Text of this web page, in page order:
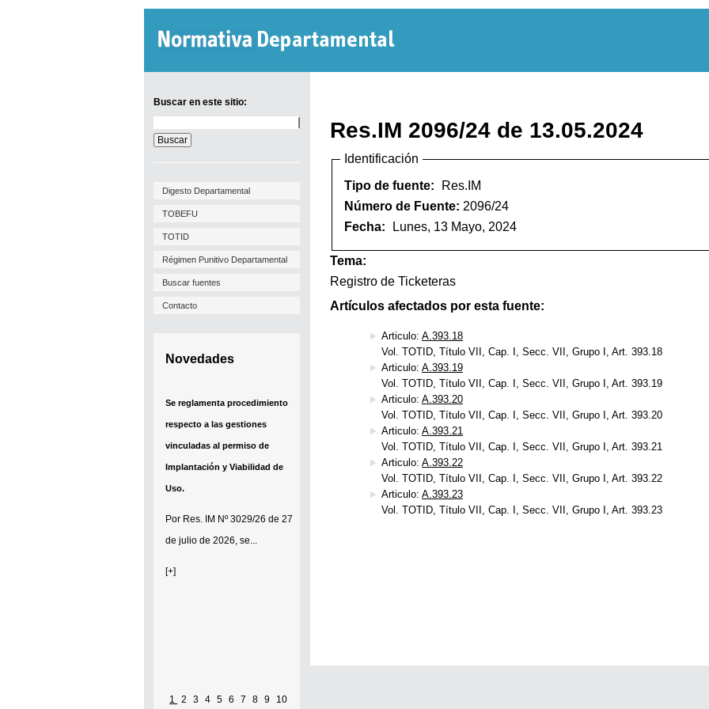
Buscar en este sitio:
en
este
sitio:
Digesto Departamental
TOBEFU
TOTID
Régimen Punitivo Departamental
Buscar fuentes
Contacto
Novedades
Se reglamenta procedimiento
respecto a las gestiones
vinculadas al permiso de
Implantación y Viabilidad de
Uso.
Por Res. IM Nº 3029/26 de 27
de julio de 2026, se...
[+]
1 2 3 4 5 6 7 8 9 10
Res.IM 2096/24 de 13.05.2024
Identificación
Tipo de fuente:
Res.IM
Número de Fuente: 2096/24
Fecha:
Lunes, 13 Mayo, 2024
Tema:
Registro de Ticketeras
Artículos afectados por esta fuente:
Articulo: A.393.18
Vol. TOTID, Título VII, Cap. I, Secc. VII, Grupo I, Art. 393.18
Articulo: A.393.19
Vol. TOTID, Título VII, Cap. I, Secc. VII, Grupo I, Art. 393.19
Articulo: A.393.20
Vol. TOTID, Título VII, Cap. I, Secc. VII, Grupo I, Art. 393.20
Articulo: A.393.21
Vol. TOTID, Título VII, Cap. I, Secc. VII, Grupo I, Art. 393.21
Articulo: A.393.22
Vol. TOTID, Título VII, Cap. I, Secc. VII, Grupo I, Art. 393.22
Articulo: A.393.23
Vol. TOTID, Título VII, Cap. I, Secc. VII, Grupo I, Art. 393.23